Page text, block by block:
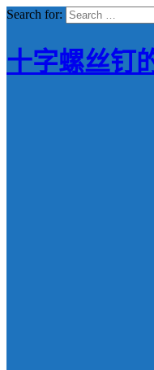
Search for:
十字螺丝钉